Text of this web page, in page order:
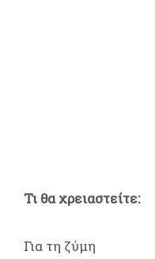
Τι θα χρειαστείτε:
Για τη ζύμη